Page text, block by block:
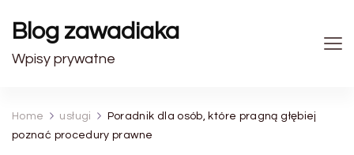
Blog zawadiaka
Wpisy prywatne
Home usługi
Poradnik dla osób, które pragną głębiej
poznać procedury prawne